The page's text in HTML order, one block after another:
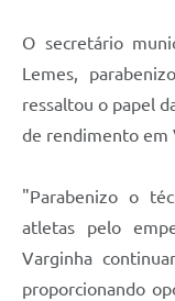
O secretário
Lemes,
ressaltou o papel
de rendimento em
"Parabenizo o
atletas pelo
Varginha
proporcionando